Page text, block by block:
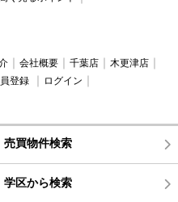
会社概要 千葉店
木更津店
登録
ログイン
売買物件検索
学区から検索